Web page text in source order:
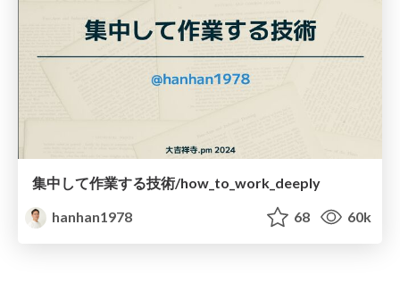
集中して作業する技術/how_to_work_deeply
hanhan1978
68 60k